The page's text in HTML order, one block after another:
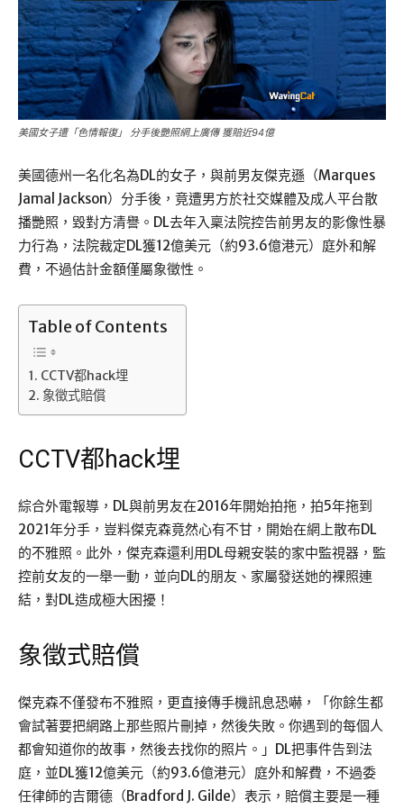
美國女子遭「色情報復」 分手後艷照網上廣傳 獲賠近94億
美國德州一名化名為DL的女子，與前男友傑克遜（Marques
Jamal Jackson）分手後，竟遭男方於社交媒體及成人平台散
播艷照，毀對方清譽。DL去年入稟法院控告前男友的影像性暴
力行為，法院裁定DL獲12億美元（約93.6億港元）庭外和解
費，不過估計金額僅屬象徵性。
Table of Contents
CCTV都hack埋
象徵式賠償
CCTV都hack埋
綜合外電報導，DL與前男友在2016年開始拍拖，拍5年拖到
2021年分手，豈料傑克森竟然心有不甘，開始在網上散布DL
的不雅照。此外，傑克森還利用DL母親安裝的家中監視器，監
控前女友的一舉一動，並向DL的朋友、家屬發送她的裸照連
結，對DL造成極大困擾！
象徵式賠償
傑克森不僅發布不雅照，更直接傳手機訊息恐嚇，「你餘生都
會試著要把網路上那些照片刪掉，然後失敗。你遇到的每個人
都會知道你的故事，然後去找你的照片。」DL把事件告到法
庭，並DL獲12億美元（約93.6億港元）庭外和解費，不過委
任律師的吉爾德（Bradford J. Gilde）表示，賠償主要是一種